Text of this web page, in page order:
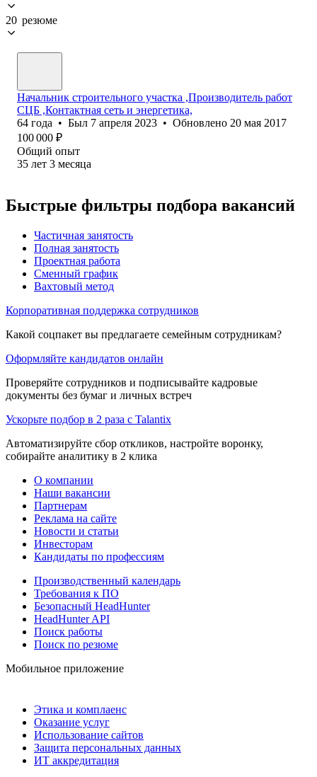
20 резюме
Начальник строительного участка ,Производитель работ
СЦБ ,Контактная сеть и энергетика,
64 года • Был 7 апреля 2023 • Обновлено 20 мая 2017
100 000 ₽
Общий опыт
35 лет 3 месяца
Быстрые фильтры подбора вакансий
Частичная занятость
Полная занятость
Проектная работа
Сменный график
Вахтовый метод
Корпоративная поддержка сотрудников
Какой соцпакет вы предлагаете семейным сотрудникам?
Оформляйте кандидатов онлайн
Проверяйте сотрудников и подписывайте кадровые
документы без бумаг и личных встреч
Ускорьте подбор в 2 раза с Talantix
Автоматизируйте сбор откликов, настройте воронку,
собирайте аналитику в 2 клика
О компании
Наши вакансии
Партнерам
Реклама на сайте
Новости и статьи
Инвесторам
Кандидаты по профессиям
Производственный календарь
Требования к ПО
Безопасный HeadHunter
HeadHunter API
Поиск работы
Поиск по резюме
Мобильное приложение
Этика и комплаенс
Оказание услуг
Использование сайтов
Защита персональных данных
ИТ аккредитация